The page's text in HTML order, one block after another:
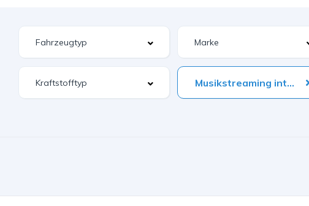
Musikstreaming integriert